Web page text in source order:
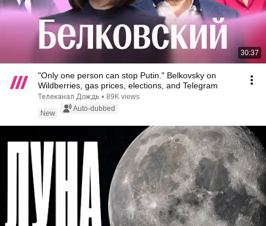
30:37
"Only one person can stop Putin." Belkovsky on
Wildberries, gas prices, elections, and Telegram
Телеканал Дождь • 89K views
New
Auto-dubbed